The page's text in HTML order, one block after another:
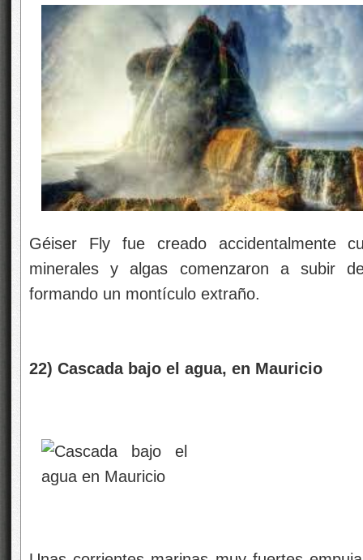
Géiser Fly fue creado accidentalmente
minerales y algas comenzaron a subir
formando un montículo extraño.
22) Cascada bajo el agua, en Mauricio